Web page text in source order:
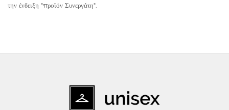
την ένδειξη "προϊόν Συνεργάτη".